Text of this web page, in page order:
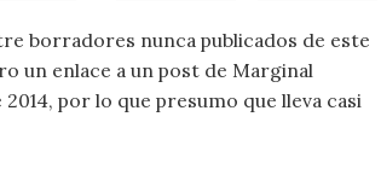
borradores nunca publicados de este
un enlace a un post de Marginal
por lo que presumo que lleva casi